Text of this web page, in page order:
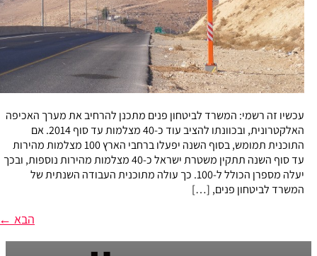
עכשיו זה רשמי: המשרד לביטחון פנים מתכנן להרחיב את מערך האכיפה
האלקטרונית, ובכוונתו להציב עוד כ-40 מצלמות עד סוף 2014. אם
התוכנית תמומש, בסוף השנה יפעלו ברחבי הארץ 100 מצלמות מהירות
עד סוף השנה תתקין משטרת ישראל כ-40 מצלמות מהירות נוספות, ובכך
יעלה מספרן הכולל ל-100. כך עולה מתוכנית העבודה השנתית של
המשרד לביטחון פנים, […]
הבא←